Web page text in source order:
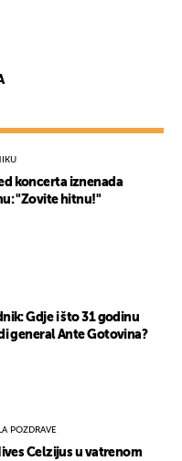
koncerta iznenada
"Zovite hitnu!"
Gdje i što 31 godinu
general Ante Gotovina?
POZDRAVE
Celzijus u vatrenom